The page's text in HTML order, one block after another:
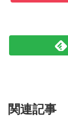
関連記事